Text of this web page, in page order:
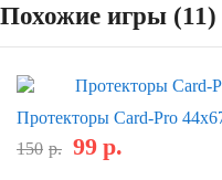
Похожие игры (11)
Протекторы Card-Pro
150 р. 99 р.